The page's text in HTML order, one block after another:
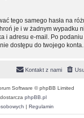
tego samego hasła na
je i w żadnym wypadku
i adresu e-mail. Po
dostępu do twojego konta.
Kontakt z nami
Software © phpBB Limited
phpBB.pl
| Regulamin